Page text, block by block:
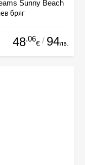
Sunny Beach
бряг
48.06
€ / 94лв.